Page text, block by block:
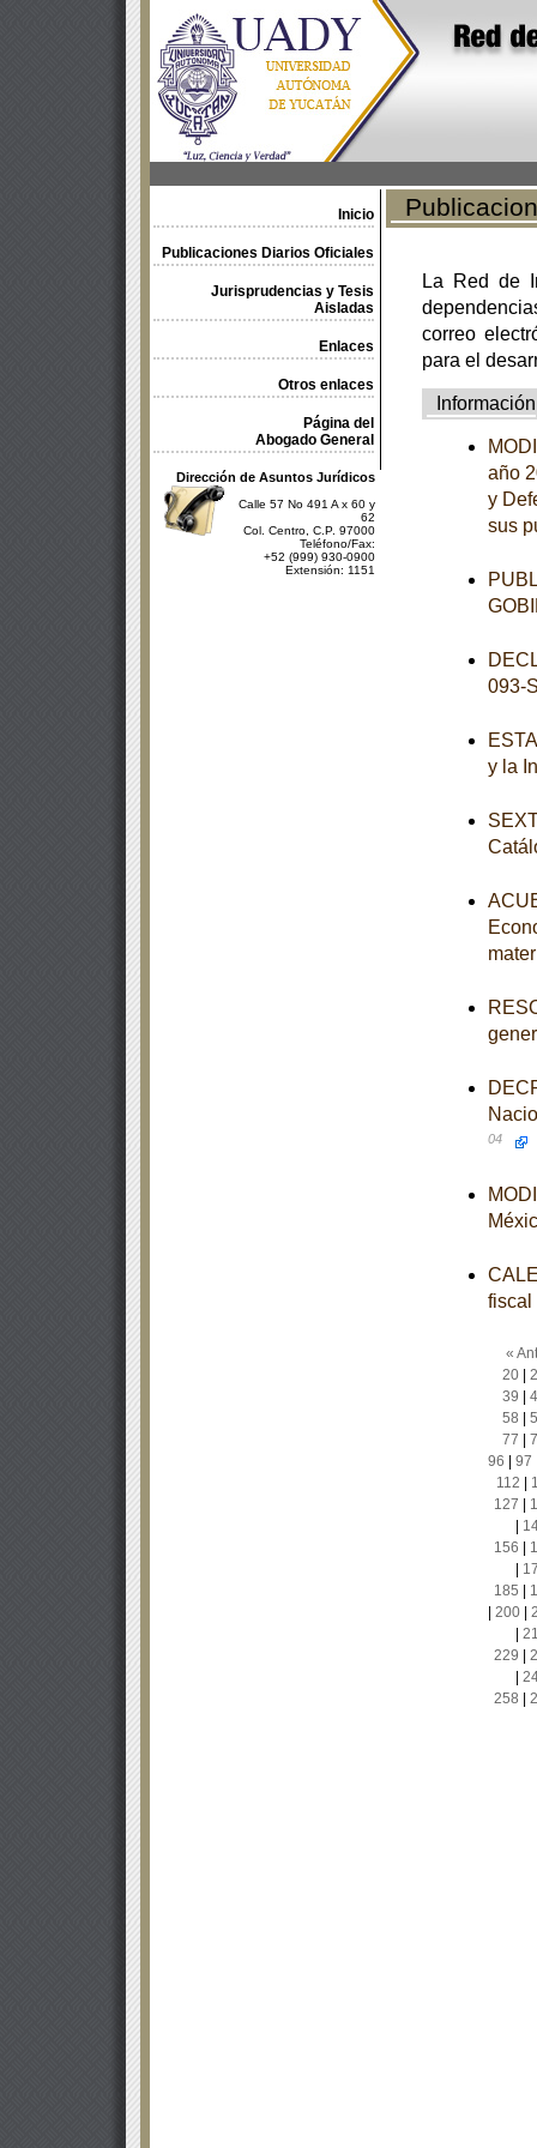
Inicio
Publicaciones Diarios Oficiales
Jurisprudencias y Tesis
Aisladas
Enlaces
Otros enlaces
Página del
Abogado General
Dirección de Asuntos Jurídicos
Calle 57 No 491 A x 60 y
62
Col. Centro, C.P. 97000
Teléfono/Fax:
+52 (999) 930-0900
Extensión: 1151
La Red de
correo
para el
Información
año
y
sus
093-
y la
04
fiscal
«
20|
39
58
77
96
97
112
127
156
185
200|
229
258